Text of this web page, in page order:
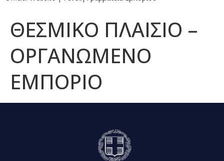
ΘΕΣΜΙΚΟ ΠΛΑΙΣΙΟ –
ΟΡΓΑΝΩΜΕΝΟ
ΕΜΠΟΡΙΟ